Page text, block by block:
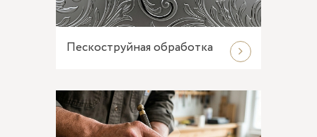
Пескоструйная обработка